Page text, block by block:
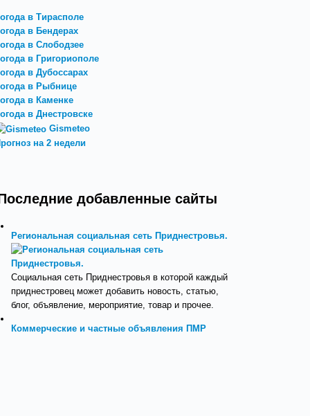
в Тирасполе
в Бендерах
в Слободзее
в Григориополе
в Дубоссарах
в Рыбнице
в Каменке
в Днестровске
Gismeteo
на 2 недели
добавленные сайты
Региональная социальная сеть Приднестровья.
Социальная сеть Приднестровья в которой каждый
приднестровец может добавить новость, статью,
блог, объявление, мероприятие, товар и прочее.
Коммерческие и частные объявления ПМР